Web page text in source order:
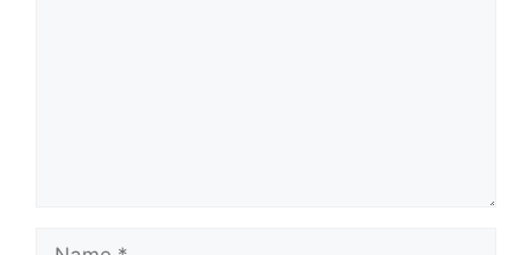
Name